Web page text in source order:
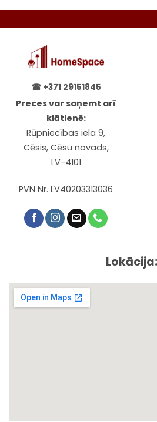
page
☎ +371 29151845
Preces var saņemt arī
klātienē:
Rūpniecības iela 9,
Cēsis, Cēsu novads,
LV-4101
PVN Nr. LV40203313036
Lokācija: